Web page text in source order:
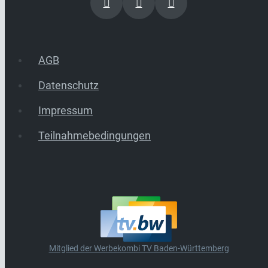
AGB
Datenschutz
Impressum
Teilnahmebedingungen
Mitglied der Werbekombi TV Baden-Württemberg